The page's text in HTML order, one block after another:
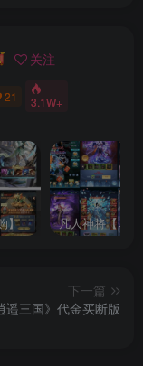
关注
21 3.1W+
】 凡人神将【内
下一篇
遥三国》代金买断版